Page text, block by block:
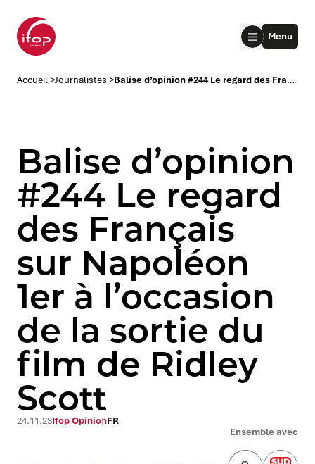
submenu
submenu
Menu
Accueil>Journalistes > Balise d’opinion #244 Le regard des Français sur Napoléon 1er à l’occasion de la sortie du film de Ridley Scott
Balise d’opinion
#244 Le regard
des Français
sur Napoléon
1er à l’occasion
de la sortie du
film de Ridley
Scott
Ensemble avec
24.11.23Ifop OpinionFR